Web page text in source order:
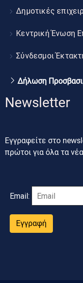
Δημοτικές
Κεντρική Ένωση
Σύνδεσμοι
Δήλωση
Newsletter
Εγγραφείτε στο
πρώτοι για όλα τα
Email:
Εγγραφή